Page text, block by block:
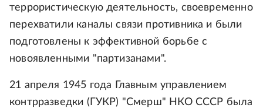
террористическую деятельность, своевременно
перехватили каналы связи противника и были
подготовлены к эффективной борьбе с
новоявленными "партизанами".
21 апреля 1945 года Главным управлением
контрразведки (ГУКР) "Смерш" НКО СССР была